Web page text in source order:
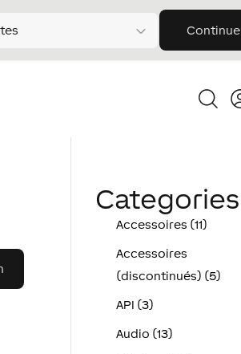
Continue
Categories
Accessoires (11)
Accessoires
(discontinués) (5)
API (3)
Audio (13)